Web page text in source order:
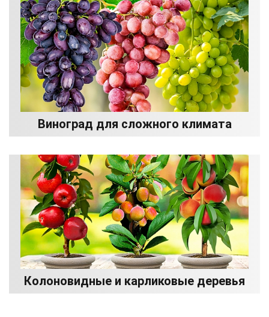
Виноград для сложного климата
Колоновидные и карликовые деревья